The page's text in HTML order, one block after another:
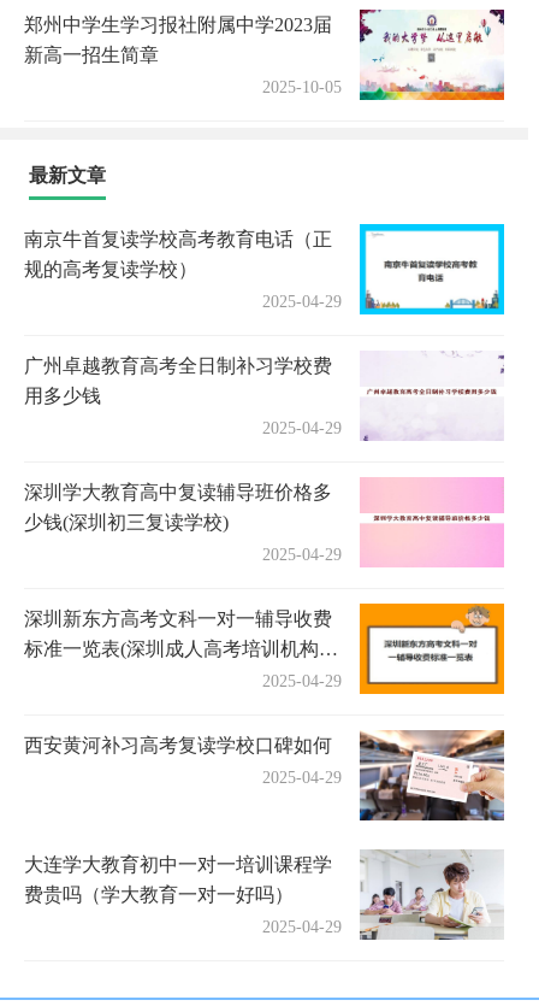
郑州中学生学习报社附属中学2023届
新高一招生简章
2025-10-05
最新文章
南京牛首复读学校高考教育电话（正
规的高考复读学校）
2025-04-29
广州卓越教育高考全日制补习学校费
用多少钱
2025-04-29
深圳学大教育高中复读辅导班价格多
少钱(深圳初三复读学校)
2025-04-29
深圳新东方高考文科一对一辅导收费
标准一览表(深圳成人高考培训机构有
2025-04-29
西安黄河补习高考复读学校口碑如何
2025-04-29
大连学大教育初中一对一培训课程学
费贵吗（学大教育一对一好吗）
2025-04-29